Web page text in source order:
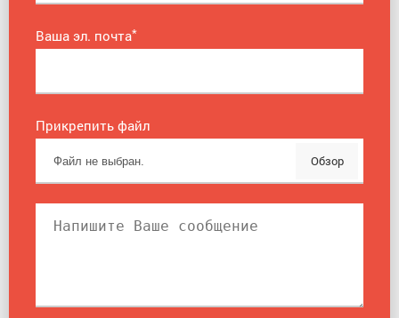
Ваша эл. почта*
Прикрепить файл
Обзор